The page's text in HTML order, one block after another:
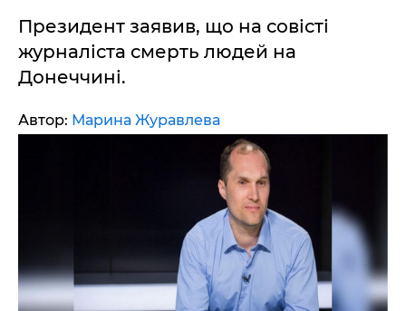
Президент заявив, що на совісті
журналіста смерть людей на
Донеччині.
Автор: Марина Журавлева